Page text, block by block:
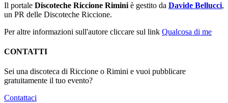
Il portale Discoteche Riccione Rimini è gestito da Davide Bellucci,
un PR delle Discoteche Riccione.
Per altre informazioni sull'autore cliccare sul link Qualcosa di me
CONTATTI
Sei una discoteca di Riccione o Rimini e vuoi pubblicare
gratuitamente il tuo evento?
Contattaci